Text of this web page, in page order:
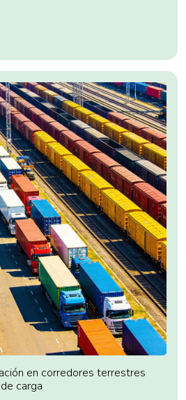
en corredores terrestres
carga